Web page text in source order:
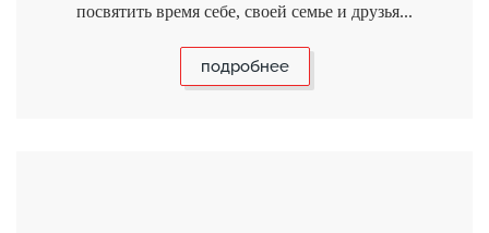
посвятить время себе, своей семье и друзья...
подробнее